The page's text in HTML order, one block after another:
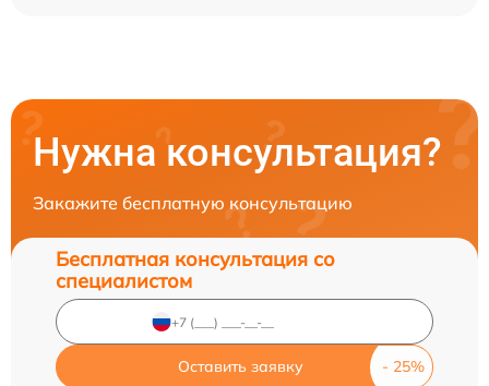
Нужна консультация?
Закажите бесплатную консультацию
Бесплатная консультация со
специалистом
Оставить заявку